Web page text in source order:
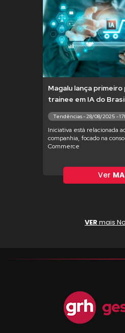
Magalu lança
trainee em IA do
Tendências - 28/08/2025 -
Iniciativa está relacionada
companhia, focado na
Commerce
Ver
VER mais